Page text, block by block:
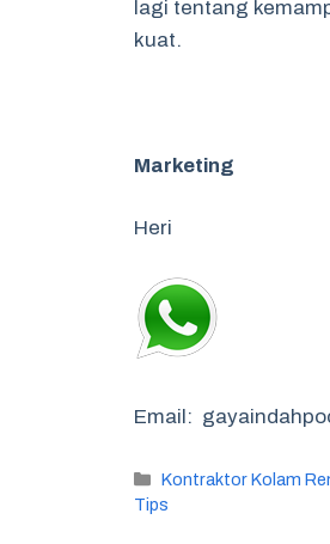
lagi tentang
kuat.
Marketing
Heri
Email:
Categories
Kontraktor Kolam
Tips